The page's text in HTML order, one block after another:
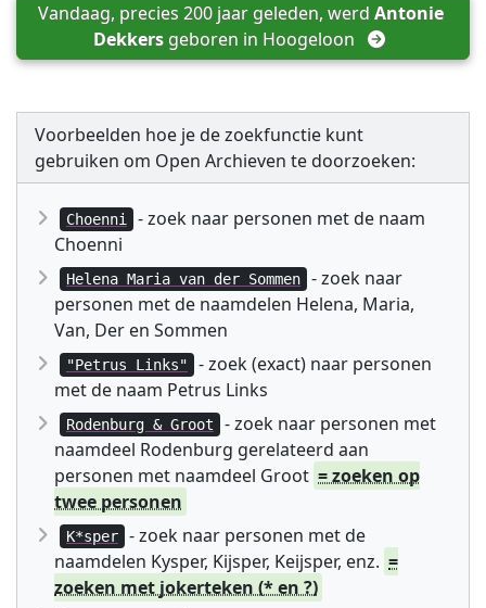
Vandaag, precies 200 jaar geleden, werd Antonie
Dekkers geboren in Hoogeloon
Voorbeelden hoe je de zoekfunctie kunt
gebruiken om Open Archieven te doorzoeken:
Choenni
- zoek naar personen met de naam
Choenni
Helena Maria van der Sommen
- zoek naar
personen met de naamdelen Helena, Maria,
Van, Der en Sommen
"Petrus Links"
- zoek (exact) naar personen
met de naam Petrus Links
Rodenburg & Groot
- zoek naar personen met
naamdeel Rodenburg gerelateerd aan
personen met naamdeel Groot = zoeken op
twee personen
K*sper
- zoek naar personen met de
naamdelen Kysper, Kijsper, Keijsper, enz. =
zoeken met jokerteken (* en ?)